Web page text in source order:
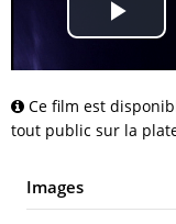
Play
Ce film est
tout public sur la
Images